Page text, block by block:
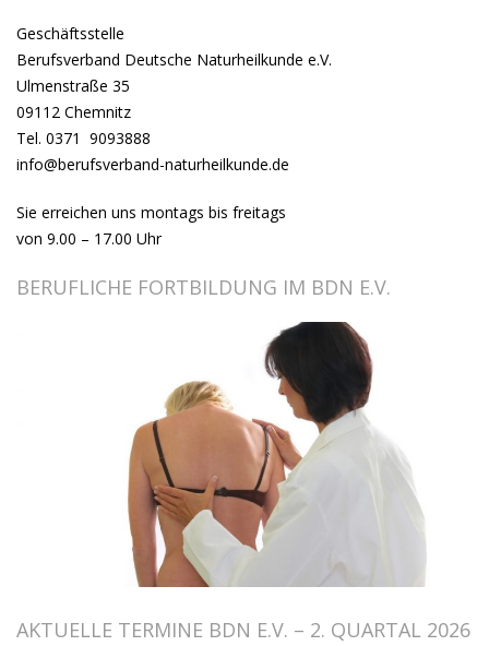
Geschäftsstelle
Berufsverband Deutsche Naturheilkunde e.V.
Ulmenstraße 35
09112 Chemnitz
Tel. 0371 9093888
info@berufsverband-naturheilkunde.de
Sie erreichen uns montags bis freitags
von 9.00 – 17.00 Uhr
BERUFLICHE FORTBILDUNG IM BDN E.V.
AKTUELLE TERMINE BDN E.V. – 2. QUARTAL 2026